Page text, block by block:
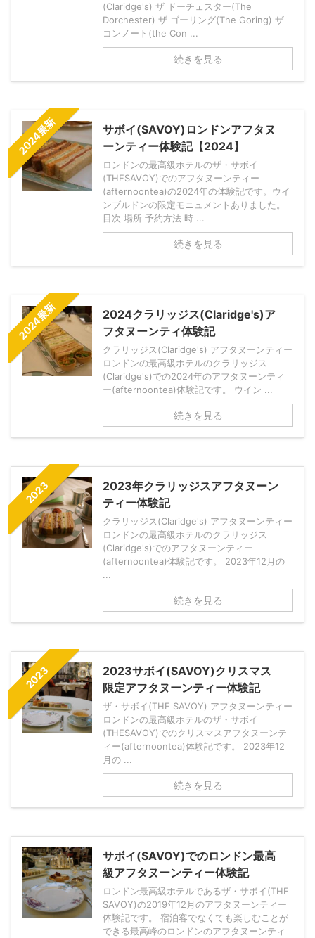
(Claridge's) ザ ドーチェスター(The
Dorchester) ザ ゴーリング(The Goring) ザ
コンノート(the Con ...
続きを見る
2024最新
サボイ(SAVOY)ロンドンアフタヌ
ーンティー体験記【2024】
ロンドンの最高級ホテルのザ・サボイ
(THESAVOY)でのアフタヌーンティー
(afternoontea)の2024年の体験記です。ウイ
ンブルドンの限定モニュメントありました。
目次 場所 予約方法 時 ...
続きを見る
2024最新
2024クラリッジス(Claridge's)ア
フタヌーンティ体験記
クラリッジス(Claridge's) アフタヌーンティー
ロンドンの最高級ホテルのクラリッジス
(Claridge's)での2024年のアフタヌーンティ
ー(afternoontea)体験記です。 ウイン ...
続きを見る
2023
2023年クラリッジスアフタヌーン
ティー体験記
クラリッジス(Claridge's) アフタヌーンティー
ロンドンの最高級ホテルのクラリッジス
(Claridge's)でのアフタヌーンティー
(afternoontea)体験記です。 2023年12月の
...
続きを見る
2023
2023サボイ(SAVOY)クリスマス
限定アフタヌーンティー体験記
ザ・サボイ(THE SAVOY) アフタヌーンティー
ロンドンの最高級ホテルのザ・サボイ
(THESAVOY)でのクリスマスアフタヌーンテ
ィー(afternoontea)体験記です。 2023年12
月の ...
続きを見る
サボイ(SAVOY)でのロンドン最高
級アフタヌーンティー体験記
ロンドン最高級ホテルであるザ・サボイ(THE
SAVOY)の2019年12月のアフタヌーンティー
体験記です。 宿泊客でなくても楽しむことが
できる最高峰のロンドンのアフタヌーンティ